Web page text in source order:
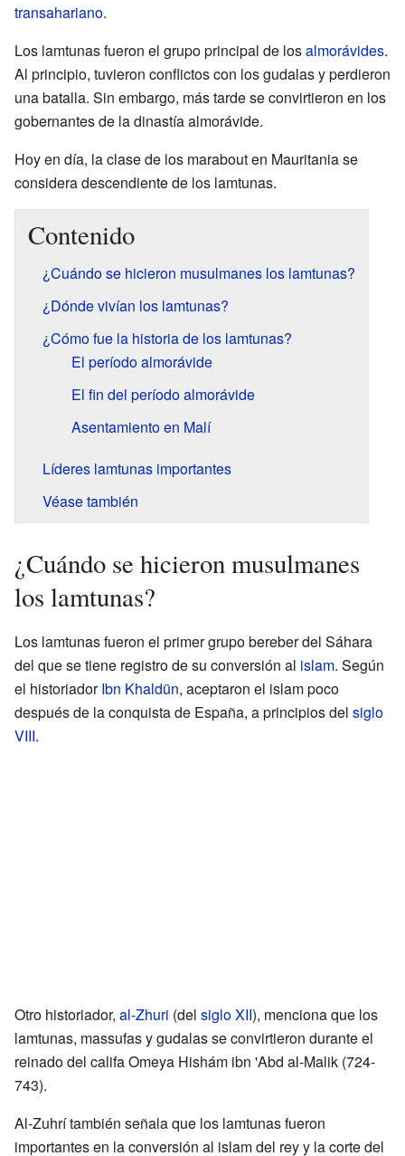
transahariano.
Los lamtunas fueron el grupo principal de losalmorávides.
Al principio, tuvieron conflictos con los gudalas y perdieron
una batalla. Sin embargo, más tarde se convirtieron en los
gobernantes de la dinastía almorávide.
Hoy en día, la clase de los marabout en Mauritania se
considera descendiente de los lamtunas.
Contenido
¿Cuándo se hicieron musulmanes los lamtunas?
¿Dónde vivían los lamtunas?
¿Cómo fue la historia de los lamtunas?
El período almorávide
El fin del período almorávide
Asentamiento en Malí
Líderes lamtunas importantes
Véase también
¿Cuándo se hicieron musulmanes
los lamtunas?
Los lamtunas fueron el primer grupo bereber del Sáhara
del que se tiene registro de su conversión al islam. Según
el historiadorIbn Khaldün, aceptaron el islam poco
después de la conquista de España, a principios del siglo
VIII.
Otro historiador, al-Zhuri (del siglo XII), menciona que los
lamtunas, massufas y gudalas se convirtieron durante el
reinado del califa Omeya Hishám ibn 'Abd al-Malik (724-
743).
Al-Zuhrí también señala que los lamtunas fueron
importantes en la conversión al islam del rey y la corte del